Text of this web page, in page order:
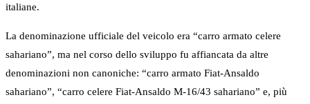
italiane.
La denominazione ufficiale del veicolo era “carro armato celere
sahariano”, ma nel corso dello sviluppo fu affiancata da altre
denominazioni non canoniche: “carro armato Fiat-Ansaldo
sahariano”, “carro celere Fiat-Ansaldo M-16/43 sahariano” e, più